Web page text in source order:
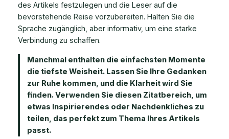
des Artikels festzulegen und die Leser auf die
bevorstehende Reise vorzubereiten. Halten Sie die
Sprache zugänglich, aber informativ, um eine starke
Verbindung zu schaffen.
Manchmal enthalten die einfachsten Momente
die tiefste Weisheit. Lassen Sie Ihre Gedanken
zur Ruhe kommen, und die Klarheit wird Sie
finden. Verwenden Sie diesen Zitatbereich, um
etwas Inspirierendes oder Nachdenkliches zu
teilen, das perfekt zum Thema Ihres Artikels
passt.